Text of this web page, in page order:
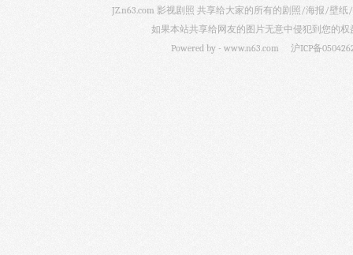
JZ.n63.com 影视剧照 共享给大家的所有的剧照/海报/壁
如果本站共享给网友的图片无意中侵犯到您的
Powered by - www.n63.com 沪ICP备